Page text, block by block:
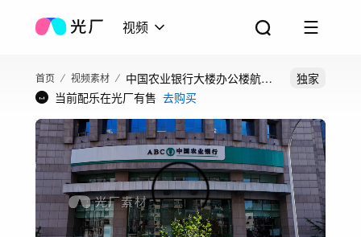
视频
首页 视频素材
中国农业银行大楼办公楼航拍
4K
独家
当前配乐在光厂有售 去购买